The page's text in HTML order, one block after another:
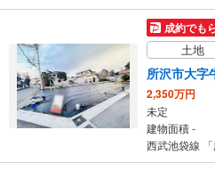
成約でも
土地
所沢市大字
2,350万円
未定
建物面積 -
西武池袋線